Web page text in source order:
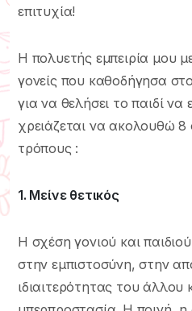
επιτυχία!
Η πολυετής εμπειρία μου
γονείς που καθοδήγησα
για να θελήσει το παιδί να
χρειάζεται να ακολουθώ 8
τρόπους :
1. Μείνε θετικός
Η σχέση γονιού και
στην εμπιστοσύνη, στην
ιδιαιτερότητας του άλλου